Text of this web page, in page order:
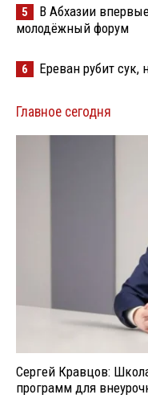
5
В Абхазии
молодёжный форум
6 Ереван рубит сук,
Главное сегодня
Сергей Кравцов:
программ для